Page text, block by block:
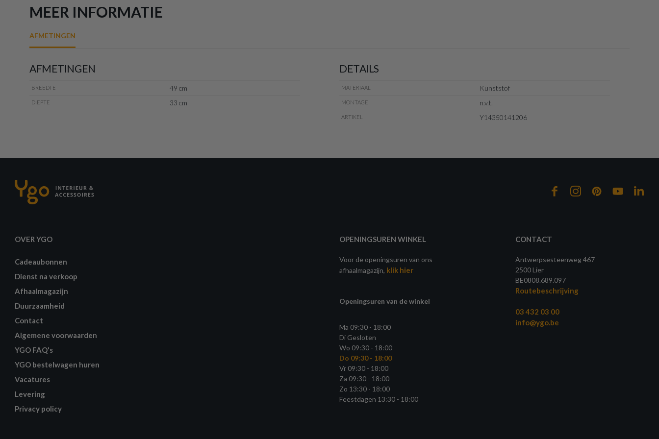
MEER INFORMATIE
AFMETINGEN
AFMETINGEN
BREEDTE 49 cm
DIEPTE 33 cm
DETAILS
MATERIAAL Kunststof
MONTAGE n.v.t.
ARTIKEL Y14350141206
OVER YGO
Cadeaubonnen
Dienst na verkoop
Afhaalmagazijn
Duurzaamheid
Contact
Algemene voorwaarden
YGO FAQ's
YGO bestelwagen huren
Vacatures
Levering
Privacy policy
OPENINGSUREN WINKEL
Voor de openingsuren van ons
afhaalmagazijn, klik hier
Openingsuren van de winkel
Ma 09:30 - 18:00
Di Gesloten
Wo 09:30 - 18:00
Do 09:30 - 18:00
Vr 09:30 - 18:00
Za 09:30 - 18:00
Zo 13:30 - 18:00
Feestdagen 13:30 - 18:00
CONTACT
Antwerpsesteenweg 467
2500 Lier
BE0808.689.097
Routebeschrijving
03 432 03 00
info@ygo.be